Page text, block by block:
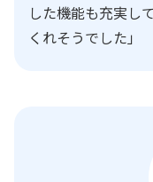
した機能も充実し
くれそうでした」